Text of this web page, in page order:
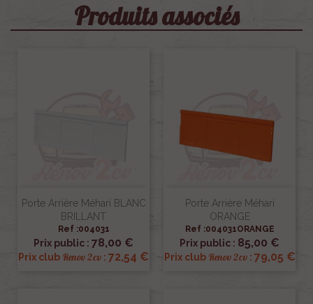
Produits associés
Porte Arrière Méhari BLANC
BRILLANT
Ref :004031
Prix public : 78,00 €
Prix club Renov 2cv : 72,54 €
Porte Arrière Méhari
ORANGE
Ref :004031ORANGE
Prix public : 85,00 €
Prix club Renov 2cv: 79,05 €